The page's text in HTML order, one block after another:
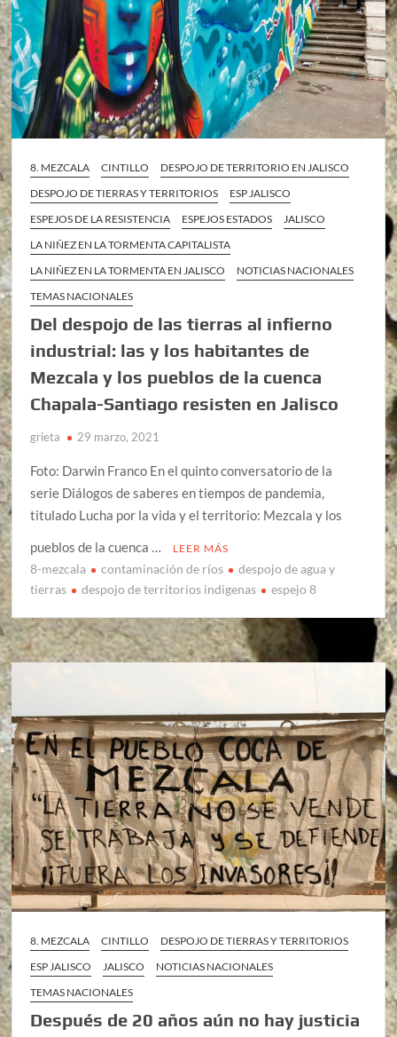
8. MEZCALA CINTILLO
DESPOJO DE TERRITORIO EN JALISCO
DESPOJO DE TIERRAS Y TERRITORIOS
ESP JALISCO
ESPEJOS DE LA RESISTENCIA
ESPEJOS ESTADOS
JALISCO
LA NIÑEZ EN LA TORMENTA CAPITALISTA
LA NIÑEZ EN LA TORMENTA EN JALISCO
NOTICIAS NACIONALES
TEMAS NACIONALES
Del despojo de las tierras al infierno
industrial: las y los habitantes de
Mezcala y los pueblos de la cuenca
Chapala-Santiago resisten en Jalisco
grieta 29 marzo, 2021
Foto: Darwin Franco En el quinto conversatorio de la
serie Diálogos de saberes en tiempos de pandemia,
titulado Lucha por la vida y el territorio: Mezcala y los
pueblos de la cuenca …
LEER MÁS
8-mezcala contaminación de ríos
despojo de agua y
tierras
despojo de territorios indigenas espejo 8
8. MEZCALA CINTILLO
DESPOJO DE TIERRAS Y TERRITORIOS
ESP JALISCO
JALISCO
NOTICIAS NACIONALES
TEMAS NACIONALES
Después de 20 años aún no hay justicia